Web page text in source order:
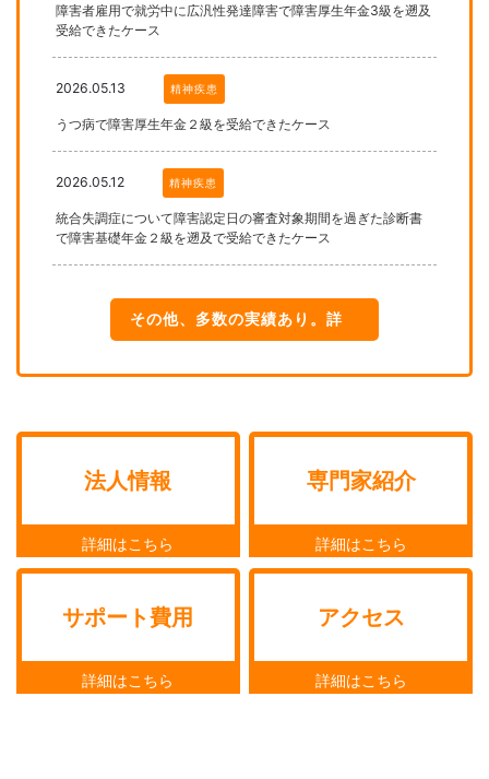
障害者雇用で就労中に広汎性発達障害で障害厚生年金3級を遡及
受給できたケース
2026.05.13 精神疾患
うつ病で障害厚生年金２級を受給できたケース
2026.05.12 精神疾患
統合失調症について障害認定日の審査対象期間を過ぎた診断書
で障害基礎年金２級を遡及で受給できたケース
その他、多数の実績あり。詳
法人情報 専門家紹介
サポート費用 アクセス